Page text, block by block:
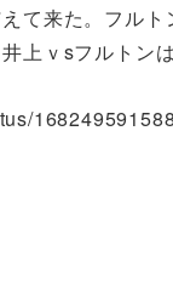
て来た。フル
上ｖsフルトン